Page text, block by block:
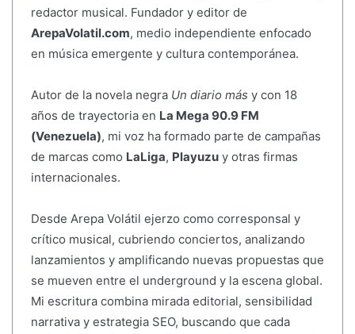
redactor musical. Fundador y editor de
ArepaVolatil.com, medio independiente enfocado
en música emergente y cultura contemporánea.
Autor de la novela negra Un diario más y con 18
años de trayectoria en La Mega 90.9 FM
(Venezuela), mi voz ha formado parte de campañas
de marcas como LaLiga, Playuzuy otras firmas
internacionales.
Desde Arepa Volátil ejerzo como corresponsal y
crítico musical, cubriendo conciertos, analizando
lanzamientos y amplificando nuevas propuestas que
se mueven entre el underground y la escena global.
Mi escritura combina mirada editorial, sensibilidad
narrativa y estrategia SEO, buscando que cada